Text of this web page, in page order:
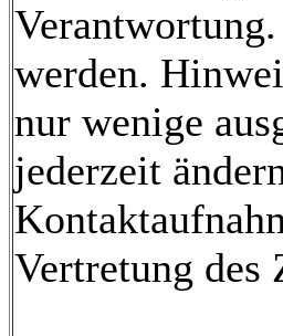
werden.
nur wenige
jederzeit
Vertretung